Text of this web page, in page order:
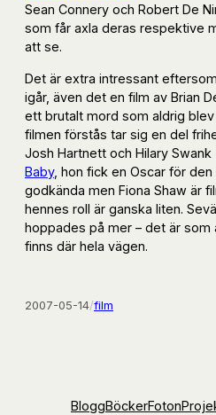
Sean Connery och Robert De
som får axla deras respektive
att se.
Det är extra intressant
igår, även det en film av Brian
ett brutalt mord som aldrig
filmen förstås tar sig en del
Josh Hartnett och Hilary Swank
Baby, hon fick en Oscar för
godkända men Fiona Shaw är
hennes roll är ganska liten.
hoppades på mer – det är
finns där hela vägen.
2007-05-14/film
BloggBöckerFoton